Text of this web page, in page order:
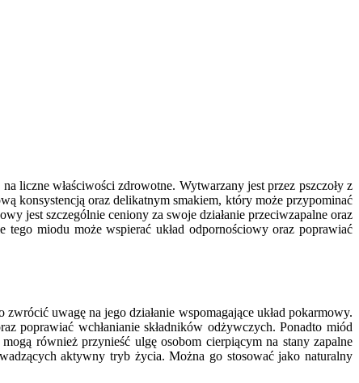
liczne właściwości zdrowotne. Wytwarzany jest przez pszczoły z
konsystencją oraz delikatnym smakiem, który może przypominać
jest szczególnie ceniony za swoje działanie przeciwzapalne oraz
miodu może wspierać układ odpornościowy oraz poprawiać
uwagę na jego działanie wspomagające układ pokarmowy.
poprawiać wchłanianie składników odżywczych. Ponadto miód
również przynieść ulgę osobom cierpiącym na stany zapalne
aktywny tryb życia. Można go stosować jako naturalny